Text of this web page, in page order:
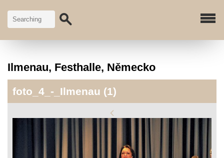
Ilmenau, Festhalle, Německo
foto_4_-_Ilmenau (1)